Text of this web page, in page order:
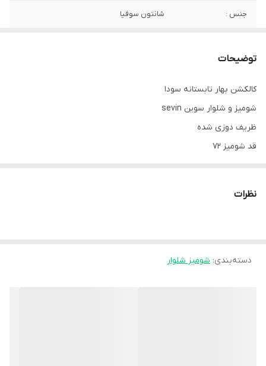
جنس : شانتون سوفیا
توضیحات
کالکشن بهار تابستانه سودا
شومیز و شلوار سوین sevin
ظریف دوزی شده
قد شوميز ۷۲
سایزبندی۱.۲
جنس پارچه[ لنین شانتون سوفیا] بسیار سبک و خوش حالت
نظرات
دسته‌بندی: شومیز شلوار